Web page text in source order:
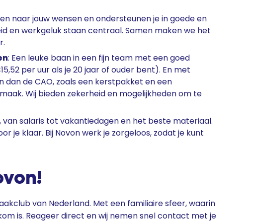
naar jouw wensen en ondersteunen je in goede en
en werkgeluk staan centraal. Samen maken we het
: Een leuke baan in een fijn team met een goed
per uur als je 20 jaar of ouder bent). En met
de CAO, zoals een kerstpakket en een
Wij bieden zekerheid en mogelijkheden om te
van salaris tot vakantiedagen en het beste materiaal.
je klaar. Bij Novon werk je zorgeloos, zodat je kunt
van Nederland. Met een familiaire sfeer, waarin
is. Reageer direct en wij nemen snel contact met je